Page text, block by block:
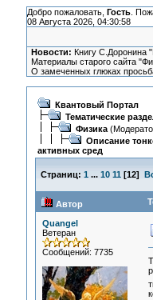
Добро пожаловать, Гость.
08 Августа 2026, 04:30:58
Новости: Книгу С.Доронина
Материалы старого сайта
О замеченных глюках
Квантовый Портал
Тематические
Физика
Описание
активных сред
Страниц: 1 ... 10 11 [12]
Автор
Quangel
Ветеран
Сообщений: 7735